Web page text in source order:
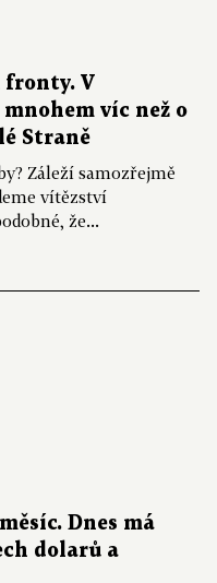
fronty. V
víc než o
Straně
Záleží samozřejmě
vítězství
že...
Dnes má
dolarů a